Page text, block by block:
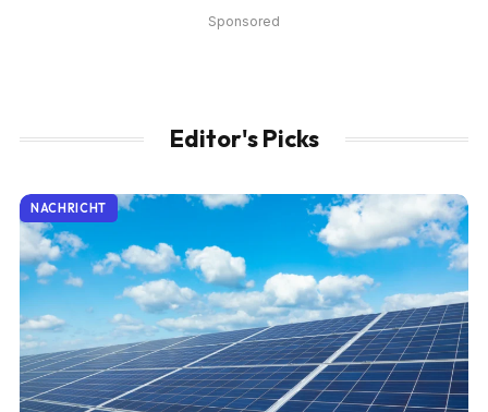
Sponsored
Editor's Picks
NACHRICHT